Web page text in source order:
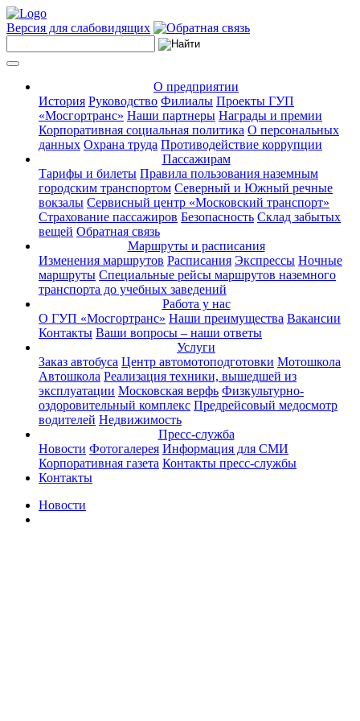
Версия для слабовидящих
О предприятии
История Руководство Филиалы Проекты ГУП
«Мосгортранс» Наши партнеры Награды и премии
Корпоративная социальная политика О персональных
данных Охрана труда Противодействие коррупции
Пассажирам
Тарифы и билеты Правила пользования наземным
городским транспортом Северный и Южный речные
вокзалы Сервисный центр «Московский транспорт»
Страхование пассажиров Безопасность Склад забытых
вещей Обратная связь
Маршруты и расписания
Изменения маршрутов Расписания Экспрессы Ночные
маршруты Специальные рейсы маршрутов наземного
транспорта до учебных заведений
Работа у нас
О ГУП «Мосгортранс» Наши преимущества Вакансии
Контакты Ваши вопросы – наши ответы
Услуги
Заказ автобуса Центр автомотоподготовки Мотошкола
Автошкола Реализация техники, вышедшей из
эксплуатации Московская верфь Физкультурно-
оздоровительный комплекс Предрейсовый медосмотр
водителей Недвижимость
Пресс-служба
Новости Фотогалерея Информация для СМИ
Корпоративная газета Контакты пресс-службы
Контакты
Новости